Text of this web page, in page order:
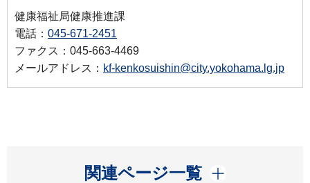
健康福祉局健康推進課
電話： 045-671-2451
ファクス：045-663-4469
メールアドレス： kf-kenkosuishin@city.yokohama.lg.jp
関連ページ一覧
開く